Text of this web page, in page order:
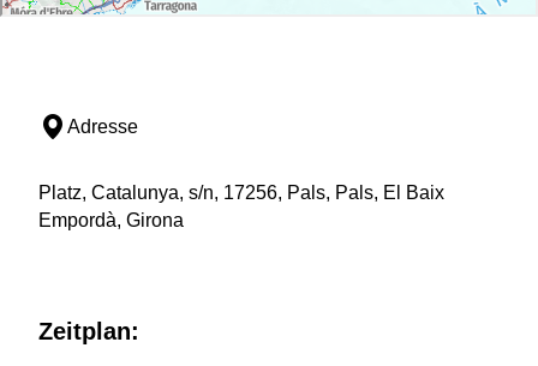
Adresse
Platz, Catalunya, s/n, 17256, Pals, Pals, El Baix
Empordà, Girona
Zeitplan: